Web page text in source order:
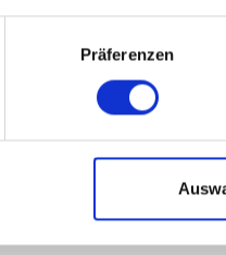
Präferenzen